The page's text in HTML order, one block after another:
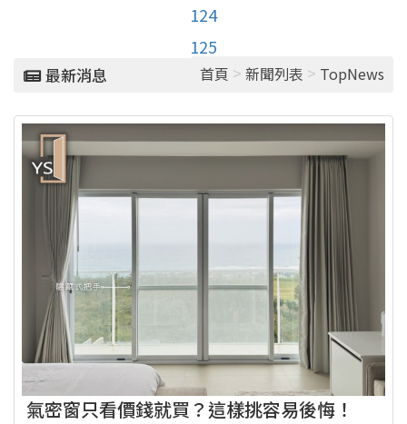
124
125
最新消息 首頁 > 新聞列表 > TopNews
氣密窗只看價錢就買？這樣挑容易後悔！